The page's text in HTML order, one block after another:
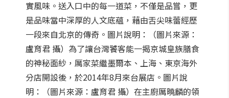
實風味。送入口中的每一道菜，不僅是品嘗，更
是品味當中深厚的人文底蘊，藉由舌尖味蕾經歷
一段來自北京的傳奇。圖片說明：（圖片來源：
盧育君 攝）為了讓台灣饕客能一揭京城皇族膳食
的神秘面紗，厲家菜繼墨爾本、上海、東京海外
分店開設後，於2014年8月來台展店。圖片說
明：（圖片來源：盧育君 攝）在主廚厲曉麟的領